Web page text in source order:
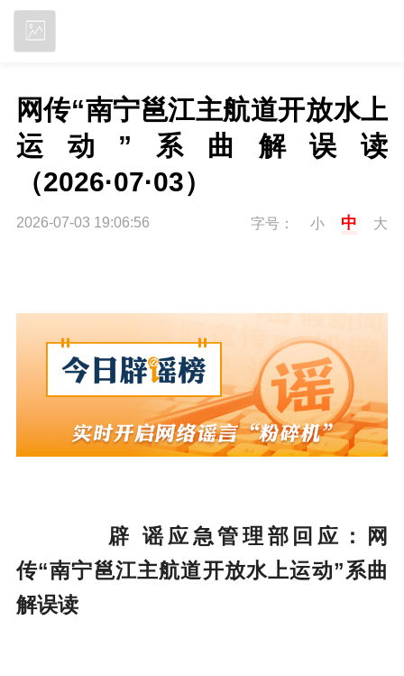
网传“南宁邕江主航道开放水上
运动”系曲解误读
（2026·07·03）
2026-07-03 19:06:56 字号： 小 中 大
辟 谣应急管理部回应：网
传“南宁邕江主航道开放水上运动”系曲
解误读